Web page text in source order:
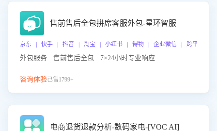
售前售后全包拼席客服外包-星环智服
京东 | 快手 | 抖音 | 淘宝 | 小红书 | 得物 | 企业微信 | 跨平台
外包服务 · 售前售后全包 · 7×24小时专业响应
咨询体验已售1799+
电商退货退款分析-数码家电-[VOC AI]